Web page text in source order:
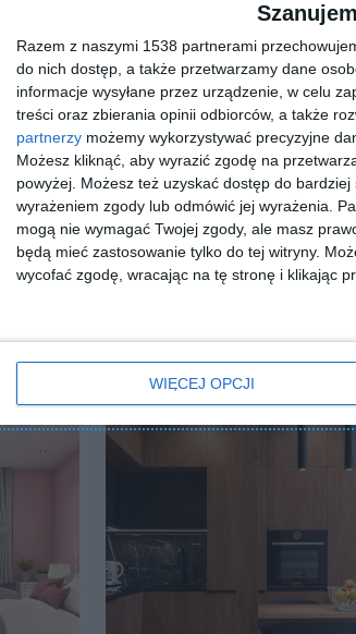
Razem z naszymi 1538 partnerami
do nich dostęp, a także przetwarzamy dane
informacje wysyłane przez urządzenie, w celu
treści oraz zbierania opinii odbiorców, a także
partnerzy możemy wykorzystywać precyzyjne
Możesz kliknąć, aby wyrazić zgodę na
powyżej. Możesz też uzyskać dostęp do
wyrażeniem zgody lub odmówić jej wyrażenia.
mogą nie wymagać Twojej zgody, ale masz
będą mieć zastosowanie tylko do tej witryny.
wycofać zgodę, wracając na tę stronę i klikając
WIĘCEJ OPCJI